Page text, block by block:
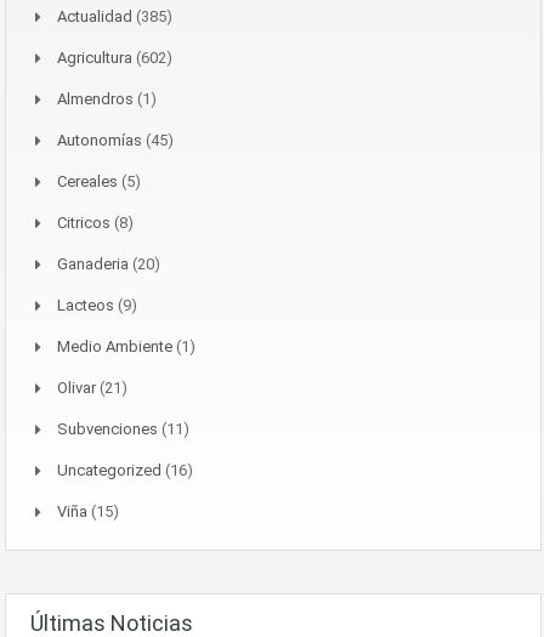
Actualidad (385)
Agricultura (602)
Almendros (1)
Autonomías (45)
Cereales (5)
Citricos (8)
Ganaderia (20)
Lacteos (9)
Medio Ambiente (1)
Olivar(21)
Subvenciones (11)
Uncategorized (16)
Viña (15)
Últimas Noticias